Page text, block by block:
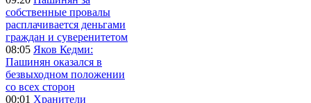
собственные провалы
расплачивается деньгами
граждан и суверенитетом
08:05 Яков Кедми:
Пашинян оказался в
безвыходном положении
со всех сторон
00:01 Хранители